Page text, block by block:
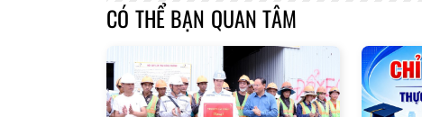
CÓ THỂ BẠN QUAN TÂM